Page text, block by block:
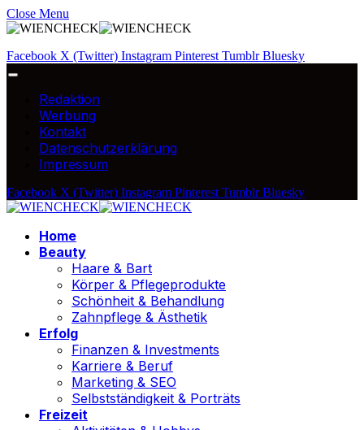
Close Menu
Facebook X (Twitter) Instagram Pinterest Tumblr Bluesky
Redaktion
Werbung
Kontakt
Datenschutzerklärung
Impressum
Facebook X (Twitter) Instagram Pinterest Tumblr Bluesky
Home
Beauty
Haare & Bart
Körper & Pflegeprodukte
Schönheit & Behandlung
Zahnpflege & Ästhetik
Erfolg
Finanzen & Investments
Karriere & Beruf
Marketing & SEO
Selbstständigkeit & Porträts
Freizeit